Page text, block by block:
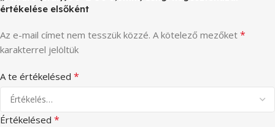
értékelése elsőként
Az e-mail címet nem tesszük közzé. A kötelező mezőket *
karakterrel jelöltük
A te értékelésed *
Értékelésed *